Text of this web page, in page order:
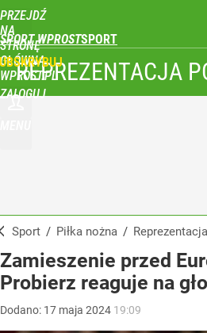
PRZEJDŹ
NA
STRONĘ
GŁÓWNĄ
WPROST.PL
SPORT WPROST
ZALOGUJ
REPREZENTACJA
Sport / Piłka nożna /
Zamieszenie przed
Probierz reaguje na
Dodano: 17 maja 2024 19:09